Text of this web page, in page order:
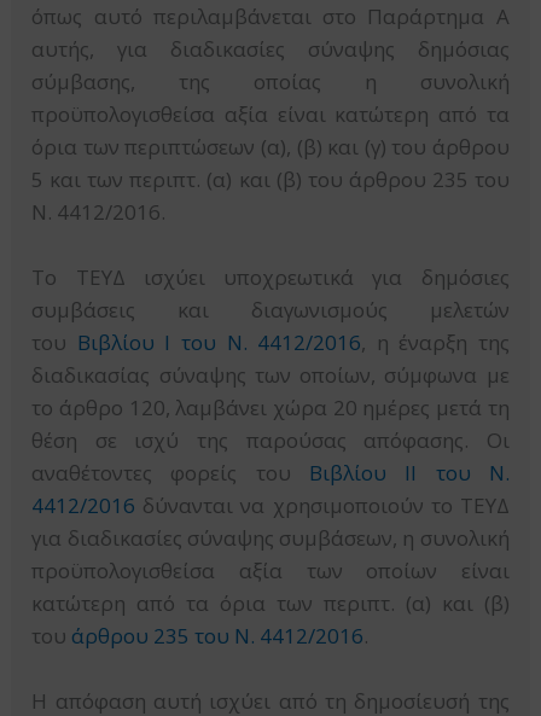
όπως αυτό περιλαμβάνεται στο Παράρτημα Α
αυτής, για διαδικασίες σύναψης δημόσιας
σύμβασης, της οποίας η συνολική
προϋπολογισθείσα αξία είναι κατώτερη από τα
όρια των περιπτώσεων (α), (β) και (γ) του άρθρου
5 και των περιπτ. (α) και (β) του άρθρου 235 του
Ν. 4412/2016.
Το ΤΕΥΔ ισχύει υποχρεωτικά για δημόσιες
συμβάσεις και διαγωνισμούς μελετών
του Βιβλίου Ι του Ν. 4412/2016, η έναρξη της
διαδικασίας σύναψης των οποίων, σύμφωνα με
το άρθρο 120, λαμβάνει χώρα 20 ημέρες μετά τη
θέση σε ισχύ της παρούσας απόφασης. Οι
αναθέτοντες φορείς του Βιβλίου II του Ν.
4412/2016 δύνανται να χρησιμοποιούν το ΤΕΥΔ
για διαδικασίες σύναψης συμβάσεων, η συνολική
προϋπολογισθείσα αξία των οποίων είναι
κατώτερη από τα όρια των περιπτ. (α) και (β)
του άρθρου 235 του Ν. 4412/2016.
Η απόφαση αυτή ισχύει από τη δημοσίευσή της